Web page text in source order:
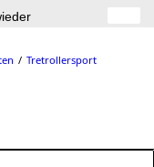
Tretrollersport